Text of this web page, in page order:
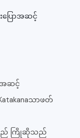
ပြောအဆင့်
အဆင့်
သာဖတ်
ည် ကြိုဆိုသည်